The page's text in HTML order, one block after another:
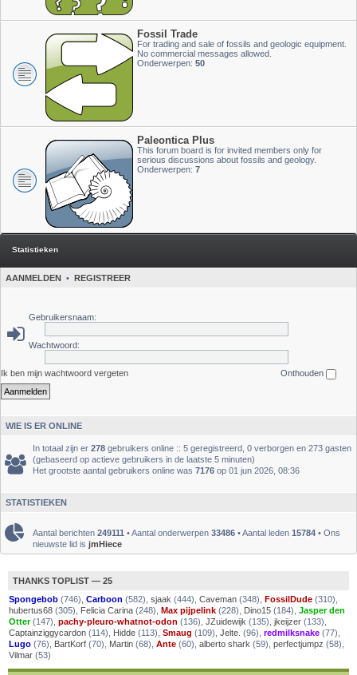
Fossil Trade
For trading and sale of fossils and geologic equipment.
No commercial messages allowed.
Onderwerpen: 50
Paleontica Plus
This forum board is for invited members only for
serious discussions about fossils and geology.
Onderwerpen: 7
Statistieken
AANMELDEN • REGISTREER
Gebruikersnaam:
Wachtwoord:
Ik ben mijn wachtwoord vergeten Onthouden
WIE IS ER ONLINE
In totaal zijn er 278 gebruikers online :: 5 geregistreerd, 0 verborgen en 273 gasten
(gebaseerd op actieve gebruikers in de laatste 5 minuten)
Het grootste aantal gebruikers online was 7176 op 01 jun 2026, 08:36
STATISTIEKEN
Aantal berichten 249111 • Aantal onderwerpen 33486 • Aantal leden 15784 • Ons
nieuwste lid is jmHiece
THANKS TOPLIST — 25
Spongebob (746), Carboon (582), sjaak (444), Caveman (348), FossilDude (310),
hubertus68 (305), Felicia Carina (248), Max pijpelink (228), Dino15 (184), Jasper den
Otter(147), pachy-pleuro-whatnot-odon (136), JZuidewijk (135), jkeijzer (133),
Captainziggycardon (114), Hidde (113), Smaug (109), Jelte. (96), redmilksnake (77),
Lugo (76), BartKorf (70), Martin (68), Ante (60), alberto shark (59), perfectjumpz (58),
Vilmar (53)